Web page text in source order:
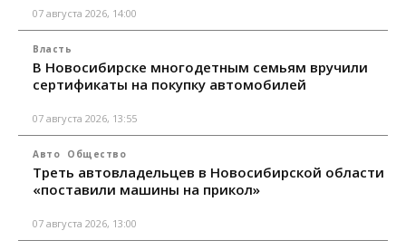
07 августа 2026, 14:00
Власть
В Новосибирске многодетным семьям вручили
сертификаты на покупку автомобилей
07 августа 2026, 13:55
Авто Общество
Треть автовладельцев в Новосибирской области
«поставили машины на прикол»
07 августа 2026, 13:00